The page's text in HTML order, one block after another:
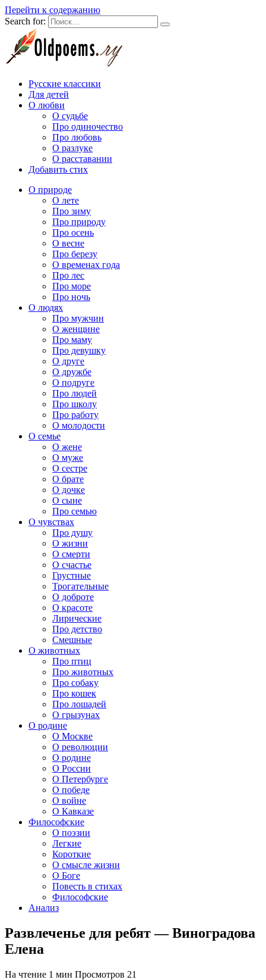
Перейти к содержанию
Search for:
Русские классики
Для детей
О любви
О судьбе
Про одиночество
Про любовь
О разлуке
О расставании
Добавить стих
О природе
О лете
Про зиму
Про природу
Про осень
О весне
Про березу
О временах года
Про лес
Про море
Про ночь
О людях
Про мужчин
О женщине
Про маму
Про девушку
О друге
О дружбе
О подруге
Про людей
Про школу
Про работу
О молодости
О семье
О жене
О муже
О сестре
О брате
О дочке
О сыне
Про семью
О чувствах
Про душу
О жизни
О смерти
О счастье
Грустные
Трогательные
О доброте
О красоте
Лирические
Про детство
Смешные
О животных
Про птиц
Про животных
Про собаку
Про кошек
Про лошадей
О грызунах
О родине
О Москве
О революции
О родине
О России
О Петербурге
О победе
О войне
О Кавказе
Философские
О поэзии
Легкие
Короткие
О смысле жизни
О Боге
Повесть в стихах
Философские
Анализ
Развлеченье для ребят — Виноградова
Елена
На чтение 1 мин Просмотров 21